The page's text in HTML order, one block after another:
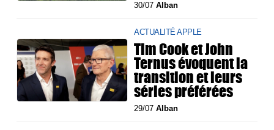
30/07Alban
ACTUALITÉ APPLE
Tim Cook et John
Ternus évoquent la
transition et leurs
séries préférées
29/07Alban